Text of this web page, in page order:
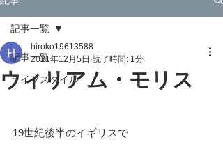
記事一覧
ライフスタイル
記事一覧
ウィリアム・モリス
hiroko19613588
2021年12月5日 読了時間: 1分
19世紀後半のイギリスで